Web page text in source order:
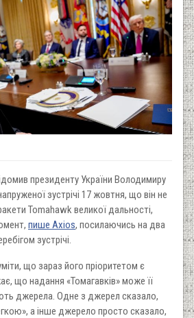
президенту України Володимиру
зустрічі 17 жовтня, що він не
Tomahawk великої дальності,
пише Axios, посилаючись на два
зустрічі.
що зараз його пріоритетом є
що надання «Томагавків» може її
джерела. Одне з джерел сказало,
а інше джерело просто сказало,